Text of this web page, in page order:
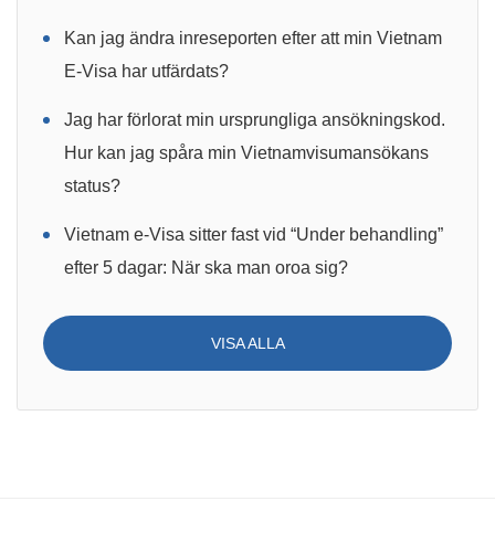
Kan jag ändra inreseporten efter att min Vietnam
E-Visa har utfärdats?
Jag har förlorat min ursprungliga ansökningskod.
Hur kan jag spåra min Vietnamvisumansökans
status?
Vietnam e-Visa sitter fast vid “Under behandling”
efter 5 dagar: När ska man oroa sig?
VISA ALLA